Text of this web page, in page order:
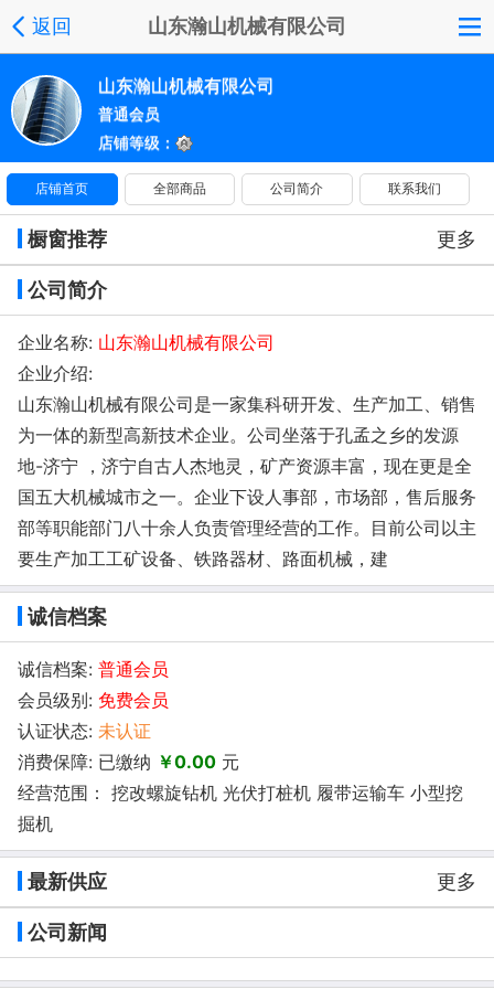
返回 山东瀚山机械有限公司
山东瀚山机械有限公司
普通会员
店铺等级：
店铺首页 全部商品 公司简介 联系我们
橱窗推荐 更多
公司简介
企业名称: 山东瀚山机械有限公司
企业介绍:
山东瀚山机械有限公司是一家集科研开发、生产加工、销售
为一体的新型高新技术企业。公司坐落于孔孟之乡的发源
地-济宁 ，济宁自古人杰地灵，矿产资源丰富，现在更是全
国五大机械城市之一。企业下设人事部，市场部，售后服务
部等职能部门八十余人负责管理经营的工作。目前公司以主
要生产加工工矿设备、铁路器材、路面机械，建
诚信档案
诚信档案: 普通会员
会员级别: 免费会员
认证状态: 未认证
消费保障: 已缴纳 ￥0.00 元
经营范围： 挖改螺旋钻机 光伏打桩机 履带运输车 小型挖
掘机
最新供应 更多
公司新闻